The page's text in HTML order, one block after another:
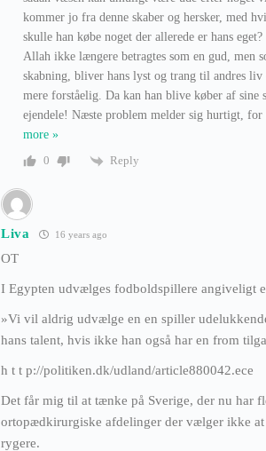
kommer jo fra denne skaber og hersker, med
skulle han købe noget der allerede er hans
Allah ikke længere betragtes som en gud, men
skabning, bliver hans lyst og trang til andres liv
mere forståelig. Da kan han blive køber af sine
ejendele! Næste problem melder sig hurtigt, for
more »
0
Reply
Liva 16 years ago
OT
I Egypten udvælges fodboldspillere angiveligt
»Vi vil aldrig udvælge en en spiller
hans talent, hvis ikke han også har en from
h t t p://politiken.dk/udland/article880042.ece
Det får mig til at tænke på Sverige, der nu har
ortopædkirurgiske afdelinger der vælger ikke at
rygere.